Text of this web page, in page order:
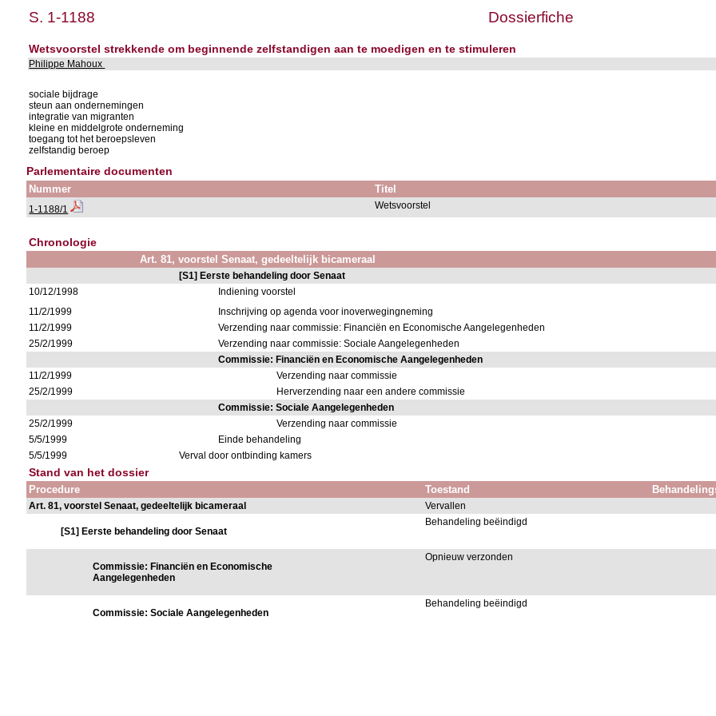
S. 1-1188 Dossierfiche
Wetsvoorstel strekkende om beginnende zelfstandigen aan te moedigen en te stimuleren
Philippe Mahoux
sociale bijdrage
steun aan ondernemingen
integratie van migranten
kleine en middelgrote onderneming
toegang tot het beroepsleven
zelfstandig beroep
Parlementaire documenten
Nummer Titel
1-1188/1 Wetsvoorstel
Chronologie
Art. 81, voorstel Senaat, gedeeltelijk bicameraal
[S1] Eerste behandeling door Senaat
10/12/1998
Indiening voorstel
11/2/1999
Inschrijving op agenda voor inoverwegingneming
11/2/1999
Verzending naar commissie: Financiën en Economische Aangelegenheden
25/2/1999
Verzending naar commissie: Sociale Aangelegenheden
Commissie: Financiën en Economische Aangelegenheden
11/2/1999
Verzending naar commissie
25/2/1999
Herverzending naar een andere commissie
Commissie: Sociale Aangelegenheden
25/2/1999
Verzending naar commissie
5/5/1999
Einde behandeling
5/5/1999
Verval door ontbinding kamers
Stand van het dossier
Procedure Toestand
Art. 81, voorstel Senaat, gedeeltelijk bicameraal Vervallen
[S1] Eerste behandeling door Senaat
Behandeling beëindigd
Commissie: Financiën en Economische
Aangelegenheden
Opnieuw verzonden
Commissie: Sociale Aangelegenheden
Behandeling beëindigd